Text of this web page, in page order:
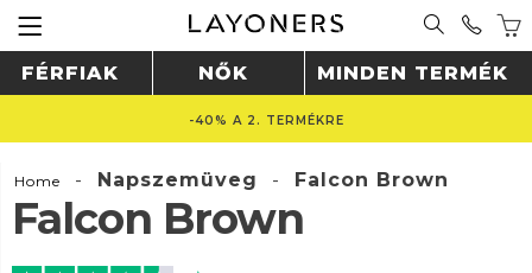
FÉRFIAK NŐK MINDEN TERMÉK
-40% A 2. TERMÉKRE
Home - Napszemüveg - Falcon Brown
Falcon Brown